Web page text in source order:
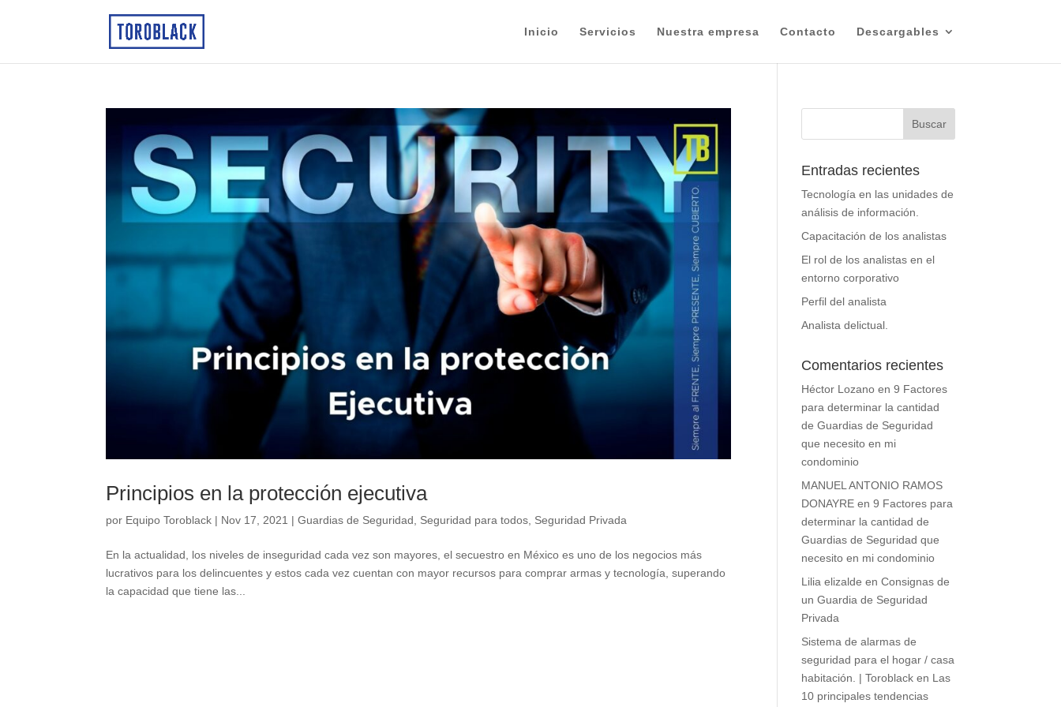
Inicio Servicios Nuestra empresa Contacto Descargables
Principios en la protección ejecutiva
por Equipo Toroblack | Nov 17, 2021 |Guardias de Seguridad Seguridad para todos Seguridad Privada
En la actualidad, los niveles de inseguridad cada vez son mayores, el secuestro en México es uno de los negocios más
lucrativos para los delincuentes y estos cada vez cuentan con mayor recursos para comprar armas y tecnología, superando
la capacidad que tiene las...
Entradas recientes
Tecnología en las unidades de
análisis de información.
Capacitación de los analistas
El rol de los analistas en el
entorno corporativo
Perfil del analista
Analista delictual.
Comentarios recientes
Héctor Lozano en9 Factores
para determinar la cantidad
de Guardias de Seguridad
que necesito en mi
condominio
MANUEL ANTONIO RAMOS
DONAYRE en9 Factores para
determinar la cantidad de
Guardias de Seguridad que
necesito en mi condominio
Lilia elizalde enConsignas de
un Guardia de Seguridad
Privada
Sistema de alarmas de
seguridad para el hogar / casa
habitación. | Toroblack en Las
10 principales tendencias